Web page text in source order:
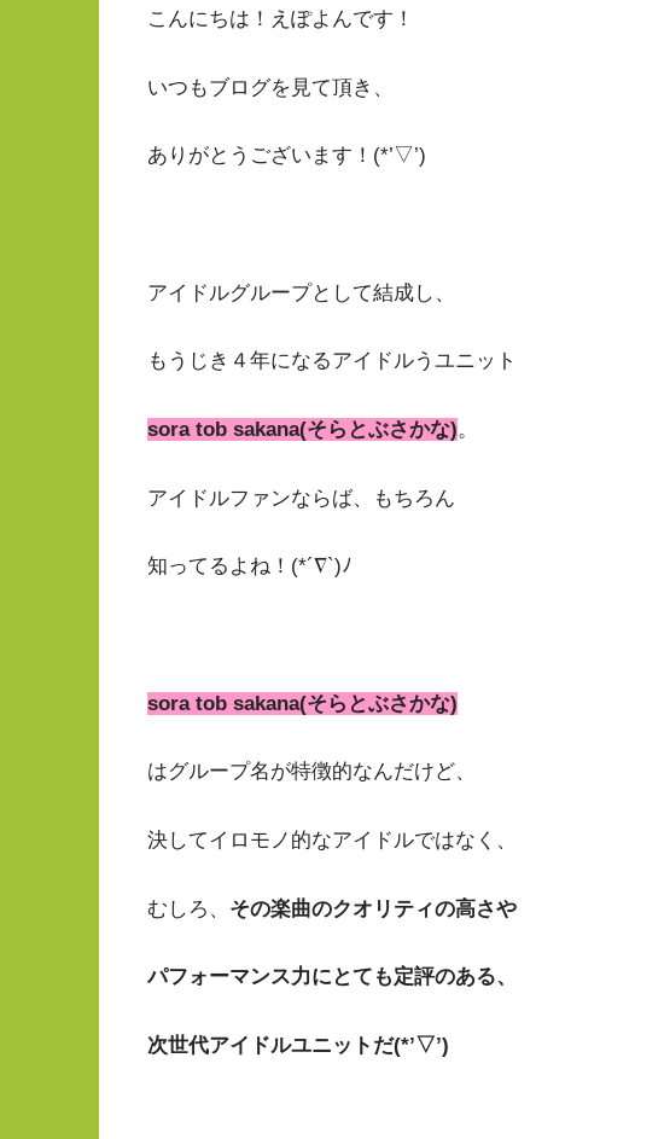
こんにちは！えぽよんです！
いつもブログを見て頂き、
ありがとうございます！(*’▽’)
アイドルグループとして結成し、
もうじき４年になるアイドルうユニット
sora tob sakana(そらとぶさかな)。
アイドルファンならば、もちろん
知ってるよね！(*´∇`)ﾉ
sora tob sakana(そらとぶさかな)
はグループ名が特徴的なんだけど、
決してイロモノ的なアイドルではなく、
むしろ、 その楽曲のクオリティの高さや
パフォーマンス力にとても定評のある、
次世代アイドルユニットだ(*’▽’)